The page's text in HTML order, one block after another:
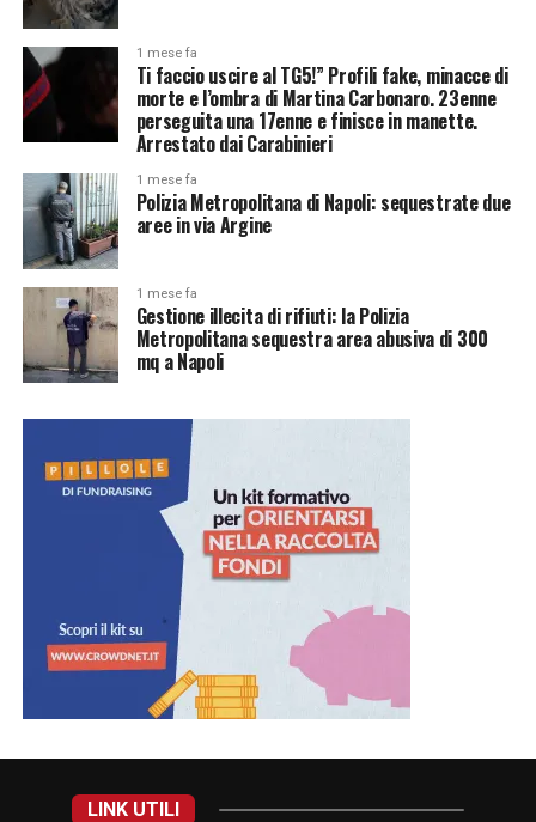
1 mese fa
Ti faccio uscire al TG5!” Profili fake, minacce di
morte e l’ombra di Martina Carbonaro. 23enne
perseguita una 17enne e finisce in manette.
Arrestato dai Carabinieri
1 mese fa
Polizia Metropolitana di Napoli: sequestrate due
aree in via Argine
1 mese fa
Gestione illecita di rifiuti: la Polizia
Metropolitana sequestra area abusiva di 300
mq a Napoli
LINK UTILI